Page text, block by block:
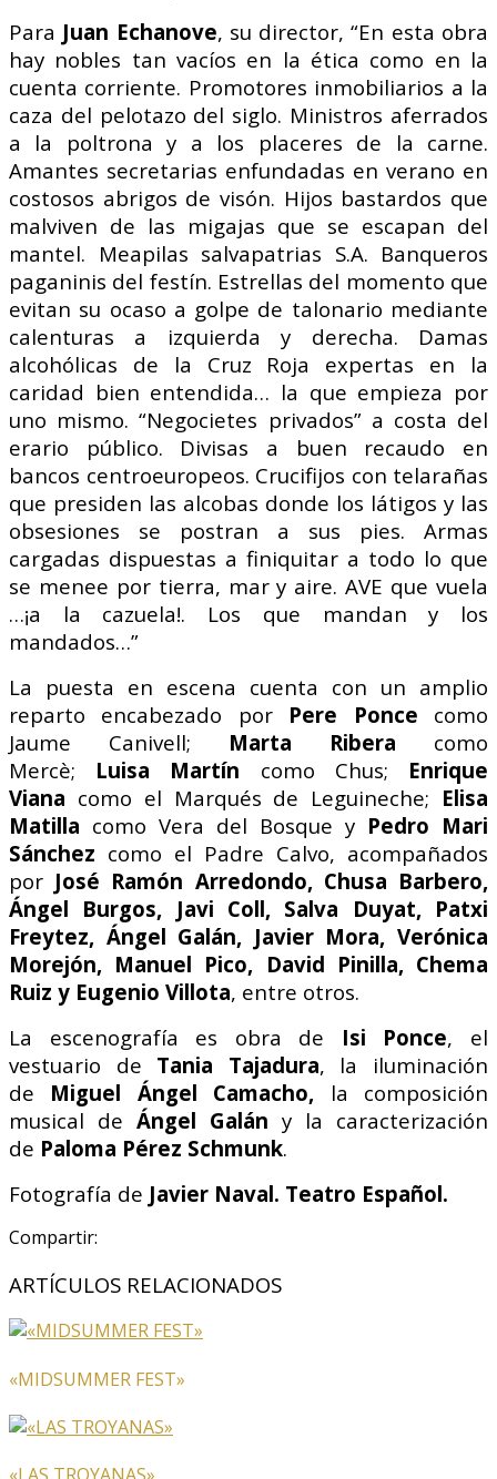
Para Juan Echanove, su director, “En esta obra
hay nobles tan vacíos en la ética como en la
cuenta corriente. Promotores inmobiliarios a la
caza del pelotazo del siglo. Ministros aferrados
a la poltrona y a los placeres de la carne.
Amantes secretarias enfundadas en verano en
costosos abrigos de visón. Hijos bastardos que
malviven de las migajas que se escapan del
mantel. Meapilas salvapatrias S.A. Banqueros
paganinis del festín. Estrellas del momento que
evitan su ocaso a golpe de talonario mediante
calenturas a izquierda y derecha. Damas
alcohólicas de la Cruz Roja expertas en la
caridad bien entendida… la que empieza por
uno mismo. “Negocietes privados” a costa del
erario público. Divisas a buen recaudo en
bancos centroeuropeos. Crucifijos con telarañas
que presiden las alcobas donde los látigos y las
obsesiones se postran a sus pies. Armas
cargadas dispuestas a finiquitar a todo lo que
se menee por tierra, mar y aire. AVE que vuela
…¡a la cazuela!. Los que mandan y los
mandados…”
La puesta en escena cuenta con un amplio
reparto encabezado por Pere Ponce como
Jaume Canivell; Marta Ribera como
Mercè; Luisa Martín como Chus; Enrique
Viana como el Marqués de Leguineche; Elisa
Matilla como Vera del Bosque y Pedro Mari
Sánchez como el Padre Calvo, acompañados
por José Ramón Arredondo, Chusa Barbero,
Ángel Burgos, Javi Coll, Salva Duyat, Patxi
Freytez, Ángel Galán, Javier Mora, Verónica
Morejón, Manuel Pico, David Pinilla, Chema
Ruiz y Eugenio Villota, entre otros.
La escenografía es obra de Isi Ponce, el
vestuario de Tania Tajadura, la iluminación
de Miguel Ángel Camacho, la composición
musical de Ángel Galán y la caracterización
de Paloma Pérez Schmunk.
Fotografía de Javier Naval. Teatro Español.
Compartir:
ARTÍCULOS RELACIONADOS
«MIDSUMMER FEST»